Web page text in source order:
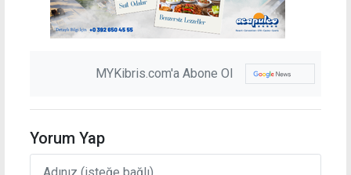
MYKibris.com'a Abone Ol
Yorum Yap